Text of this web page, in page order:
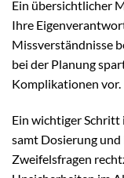
Ein übersichtlicher
Ihre
Missverständnisse
bei der Planung
Komplikationen vor.
Ein wichtiger Schritt
samt Dosierung und
Zweifelsfragen